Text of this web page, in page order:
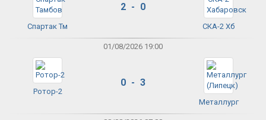
Спартак Тм
2 - 0
СКА-2 Хб
01/08/2026 19:00
Ротор-2
0 - 3
Металлург